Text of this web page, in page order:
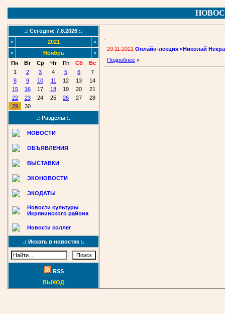
.: Сегодня: 7.8.2026 :.
«
2021
»
«
Ноябрь
»
Пн
Вт Ср Чт Пт Сб
Вс
1
2 3 4 5 6
7
8
9 10 11 12 13
14
15
16 17 18 19 20
21
22
23 24 25 26 27
28
29
30
.: Разделы :.
НОВОСТИ
ОБЪЯВЛЕНИЯ
ВЫСТАВКИ
ЭКОНОВОСТИ
ЭКОДАТЫ
Новости культуры
Икрянинского района
Новости коллег
.: Искать в новостях :.
RSS
ВЫХОД
29.11.2021 Онлайн-лекция «Николай
Подробнее »